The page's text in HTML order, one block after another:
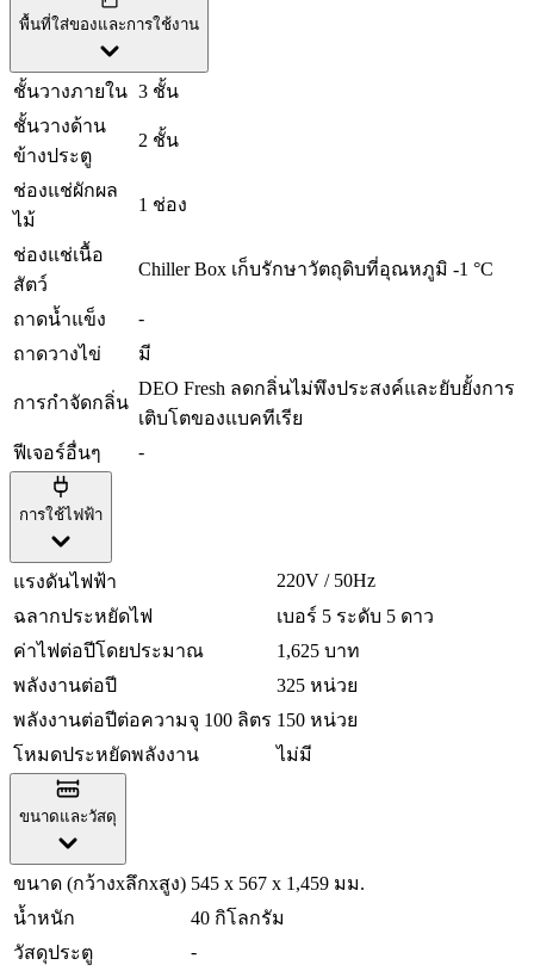
พื้นที่ใส่ของและการใช้งาน
ชั้นวางภายใน 3 ชั้น
ชั้นวางด้าน
ข้างประตู
2 ชั้น
ช่องแช่ผักผล
ไม้
1 ช่อง
ช่องแช่เนื้อ
สัตว์
Chiller Box เก็บรักษาวัตถุดิบที่อุณหภูมิ -1 °C
ถาดน้ำแข็ง
-
ถาดวางไข่
มี
การกำจัดกลิ่น
DEO Fresh ลดกลิ่นไม่พึงประสงค์และยับยั้งการ
เติบโตของแบคทีเรีย
ฟีเจอร์อื่นๆ
-
การใช้ไฟฟ้า
แรงดันไฟฟ้า
220V / 50Hz
ฉลากประหยัดไฟ
เบอร์ 5 ระดับ 5 ดาว
ค่าไฟต่อปีโดยประมาณ
1,625 บาท
พลังงานต่อปี
325 หน่วย
พลังงานต่อปีต่อความจุ 100 ลิตร 150 หน่วย
โหมดประหยัดพลังงาน
ไม่มี
ขนาดและวัสดุ
ขนาด (กว้างxลึกxสูง) 545 x 567 x 1,459 มม.
น้ำหนัก
40 กิโลกรัม
วัสดุประตู
-